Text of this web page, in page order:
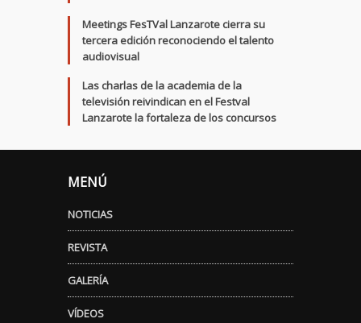
Meetings FesTVal Lanzarote cierra su
tercera edición reconociendo el talento
audiovisual
Las charlas de la academia de la
televisión reivindican en el Festval
Lanzarote la fortaleza de los concursos
MENÚ
NOTICIAS
REVISTA
GALERÍA
VÍDEOS